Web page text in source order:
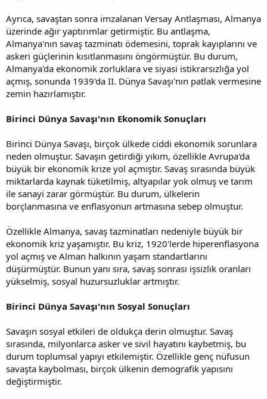
Ayrıca, savaştan sonra imzalanan Versay Antlaşması, Almanya
üzerinde ağır yaptırımlar getirmiştir. Bu antlaşma,
Almanya'nın savaş tazminatı ödemesini, toprak kayıplarını ve
askeri güçlerinin kısıtlanmasını öngörmüştür. Bu durum,
Almanya'da ekonomik zorluklara ve siyasi istikrarsızlığa yol
açmış, sonunda 1939'da II. Dünya Savaşı'nın patlak vermesine
zemin hazırlamıştır.
Birinci Dünya Savaşı'nın Ekonomik Sonuçları
Birinci Dünya Savaşı, birçok ülkede ciddi ekonomik sorunlara
neden olmuştur. Savaşın getirdiği yıkım, özellikle Avrupa'da
büyük bir ekonomik krize yol açmıştır. Savaş sırasında büyük
miktarlarda kaynak tüketilmiş, altyapılar yok olmuş ve tarım
ile sanayi zarar görmüştür. Bu durum, ülkelerin
borçlanmasına ve enflasyonun artmasına sebep olmuştur.
Özellikle Almanya, savaş tazminatları nedeniyle büyük bir
ekonomik kriz yaşamıştır. Bu kriz, 1920'lerde hiperenflasyona
yol açmış ve Alman halkının yaşam standartlarını
düşürmüştür. Bunun yanı sıra, savaş sonrası işsizlik oranları
yükselmiş, sosyal huzursuzluklar artmıştır.
Birinci Dünya Savaşı'nın Sosyal Sonuçları
Savaşın sosyal etkileri de oldukça derin olmuştur. Savaş
sırasında, milyonlarca asker ve sivil hayatını kaybetmiş, bu
durum toplumsal yapıyı etkilemiştir. Özellikle genç nüfusun
savaşta kaybolması, birçok ülkenin demografik yapısını
değiştirmiştir.